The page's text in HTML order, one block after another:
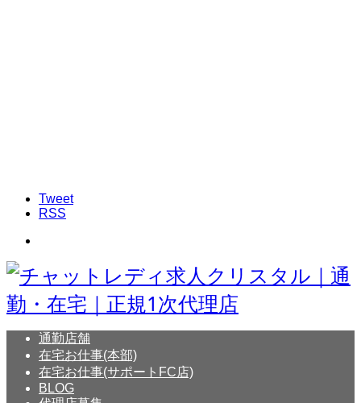
Tweet
RSS
通勤店舗
在宅お仕事(本部)
在宅お仕事(サポートFC店)
BLOG